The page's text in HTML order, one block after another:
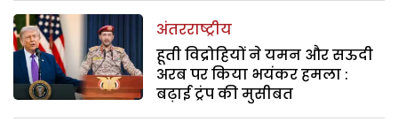
अंतरराष्ट्रीय
हूती विद्रोहियों ने यमन और सऊदी
अरब पर किया भयंकर हमला :
बढ़ाई ट्रंप की मुसीबत